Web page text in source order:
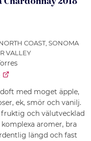
COAST, SONOMA
VALLEY
med moget äpple,
ek, smör och vanilj.
och välutvecklad
aromer, bra
längd och fast